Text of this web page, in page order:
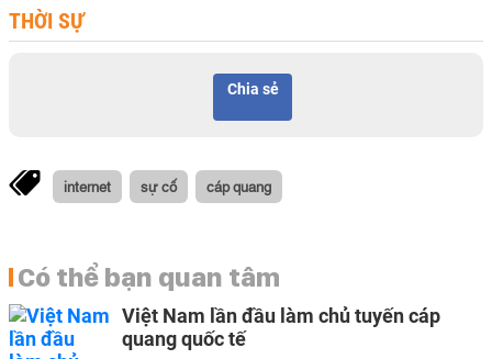
THỜI SỰ
Chia sẻ
internet sự cố cáp quang
Có thể bạn quan tâm
Việt Nam lần đầu làm chủ tuyến cáp
quang quốc tế